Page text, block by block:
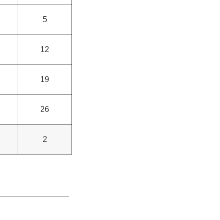
5
12
19
26
2